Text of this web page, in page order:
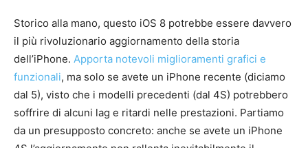
Storico alla mano, questo iOS 8 potrebbe essere davvero
il più rivoluzionario aggiornamento della storia
dell’iPhone. Apporta notevoli miglioramenti grafici e
funzionali, ma solo se avete un iPhone recente (diciamo
dal 5), visto che i modelli precedenti (dal 4S) potrebbero
soffrire di alcuni lag e ritardi nelle prestazioni. Partiamo
da un presupposto concreto: anche se avete un iPhone